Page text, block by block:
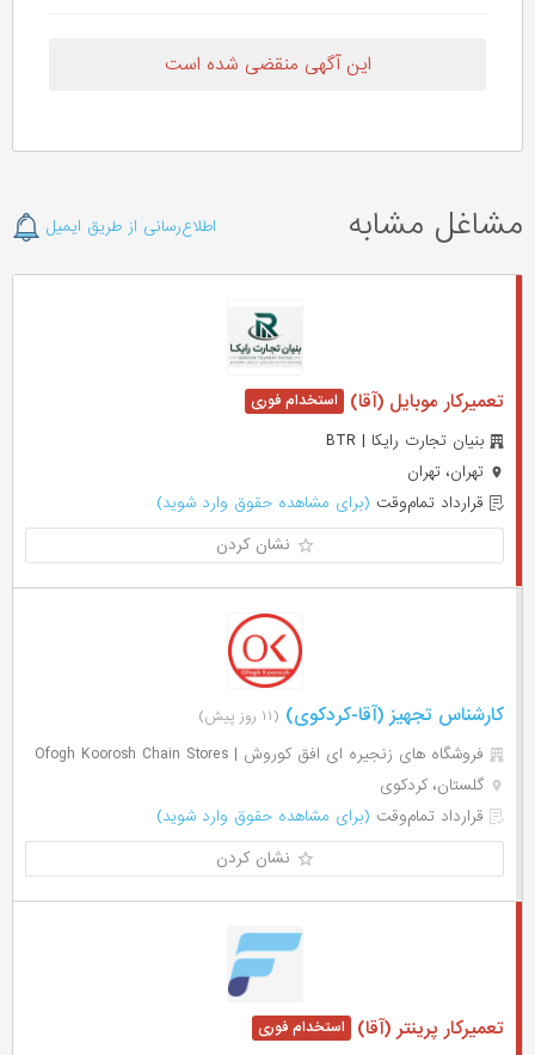
این آگهی منقضی شده است
مشاغل مشابه اطلاع‌رسانی از طریق ایمیل
تعمیرکار موبایل (آقا)
بنیان تجارت رایکا | BTR
تهران، تهران
قرارداد تمام‌وقت (برای مشاهده حقوق وارد شوید)
نشان کردن
کارشناس تجهیز (آقا-کردکوی) (۱۱ روز پیش)
فروشگاه های زنجیره ای افق کوروش | Ofogh Koorosh Chain Stores
گلستان، کردکوی
قرارداد تمام‌وقت (برای مشاهده حقوق وارد شوید)
نشان کردن
تعمیرکار پرینتر (آقا)